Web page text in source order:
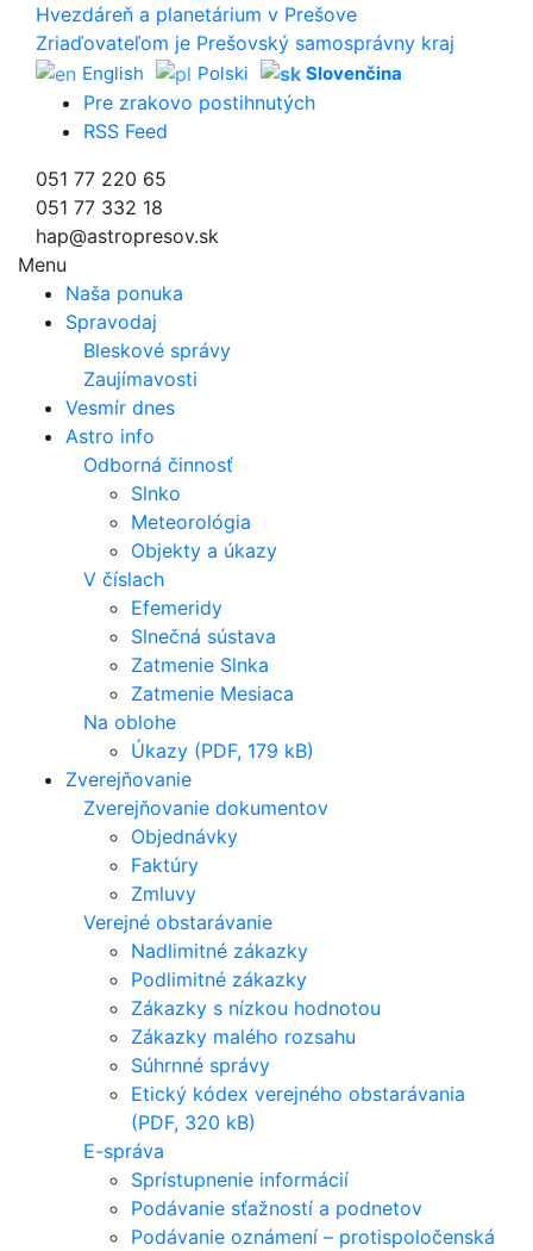
Hvezdáreň a planetárium v Prešove
Zriaďovateľom je Prešovský samosprávny kraj
English Polski Slovenčina
Pre zrakovo postihnutých
RSS Feed
051 77 220 65
051 77 332 18
hap@astropresov.sk
Menu
Naša ponuka
Spravodaj
Bleskové správy
Zaujímavosti
Vesmír dnes
Astro info
Odborná činnosť
Slnko
Meteorológia
Objekty a úkazy
V číslach
Efemeridy
Slnečná sústava
Zatmenie Slnka
Zatmenie Mesiaca
Na oblohe
Úkazy (PDF, 179 kB)
Zverejňovanie
Zverejňovanie dokumentov
Objednávky
Faktúry
Zmluvy
Verejné obstarávanie
Nadlimitné zákazky
Podlimitné zákazky
Zákazky s nízkou hodnotou
Zákazky malého rozsahu
Súhrnné správy
Etický kódex verejného obstarávania
(PDF, 320 kB)
E-správa
Sprístupnenie informácií
Podávanie sťažností a podnetov
Podávanie oznámení – protispoločenská